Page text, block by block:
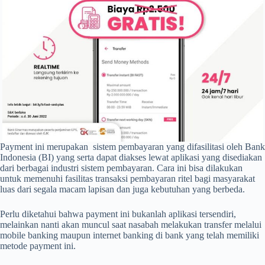
Payment ini merupakan sistem pembayaran yang difasilitasi oleh Bank
Indonesia (BI) yang serta dapat diakses lewat aplikasi yang disediakan
dari berbagai industri sistem pembayaran. Cara ini bisa dilakukan
untuk memenuhi fasilitas transaksi pembayaran ritel bagi masyarakat
luas dari segala macam lapisan dan juga kebutuhan yang berbeda.
Perlu diketahui bahwa payment ini bukanlah aplikasi tersendiri,
melainkan nanti akan muncul saat nasabah melakukan transfer melalui
mobile banking maupun internet banking di bank yang telah memiliki
metode payment ini.